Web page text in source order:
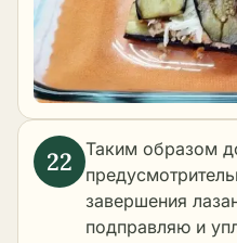
Таким образом
завершения
подправляю и